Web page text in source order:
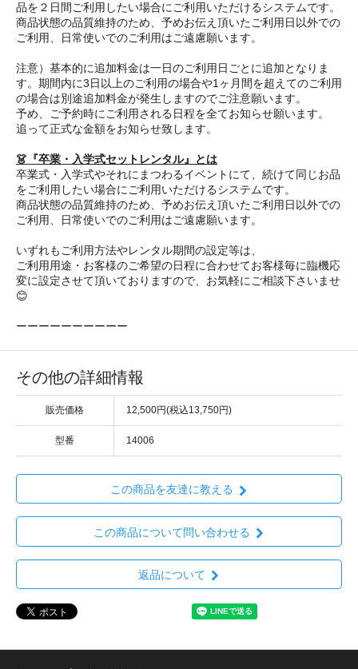
品を２日間ご利用したい場合にご利用いただけるシステムです。
商品状態の品質維持のため、予めお伝え頂いたご利用日以外での
ご利用、日常使いでのご利用はご遠慮願います。
注意）基本的に追加料金は一日のご利用日ごとに追加となりま
す。期間内に3日以上のご利用の場合や1ヶ月間を超えてのご利用
の場合は別途追加料金が発生しますのでご注意願います。
予め、ご予約時にご利用される日程を全てお知らせ願います。
追って正式な金額をお知らせ致します。
👗『卒業・入学式セットレンタル』とは
卒業式・入学式やそれにまつわるイベントにて、続けて同じお品
をご利用したい場合にご利用いただけるシステムです。
商品状態の品質維持のため、予めお伝え頂いたご利用日以外での
ご利用、日常使いでのご利用はご遠慮願います。
いずれもご利用方法やレンタル期間の設定等は、
ご利用用途・お客様のご希望の日程に合わせてお客様毎に臨機応
変に設定させて頂いておりますので、お気軽にご相談下さいませ
😊
ーーーーーーーーーー
その他の詳細情報
販売価格 12,500円(税込13,750円)
型番 14006
この商品を友達に教える
この商品について問い合わせる
返品について